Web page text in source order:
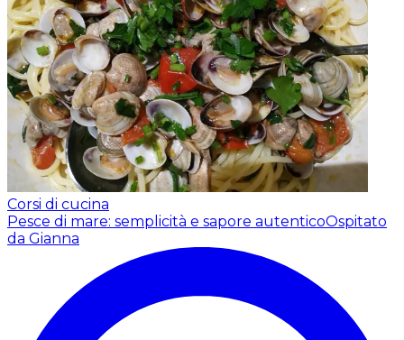
Corsi di cucina
Pesce di mare: semplicità e sapore autenticoOspitato
da Gianna